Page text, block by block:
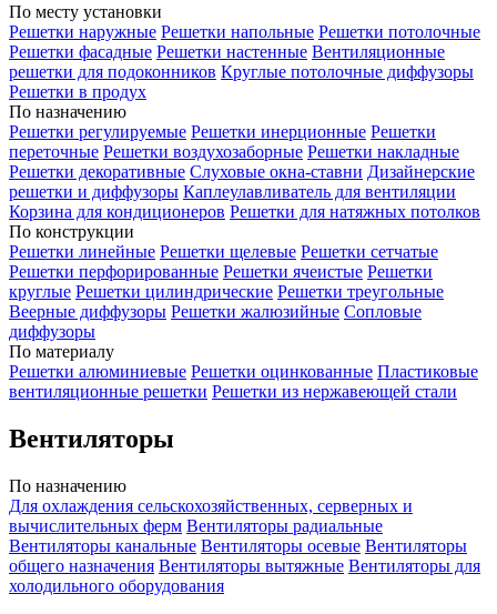
По месту установки
Решетки наружные Решетки напольные Решетки потолочные
Решетки фасадные Решетки настенные Вентиляционные
решетки для подоконников Круглые потолочные диффузоры
Решетки в продух
По назначению
Решетки регулируемые Решетки инерционные Решетки
переточные Решетки воздухозаборные Решетки накладные
Решетки декоративные Слуховые окна-ставни Дизайнерские
решетки и диффузоры Каплеулавливатель для вентиляции
Корзина для кондиционеров Решетки для натяжных потолков
По конструкции
Решетки линейные Решетки щелевые Решетки сетчатые
Решетки перфорированные Решетки ячеистые Решетки
круглые Решетки цилиндрические Решетки треугольные
Веерные диффузоры Решетки жалюзийные Сопловые
диффузоры
По материалу
Решетки алюминиевые Решетки оцинкованные Пластиковые
вентиляционные решетки Решетки из нержавеющей стали
Вентиляторы
По назначению
Для охлаждения сельскохозяйственных, серверных и
вычислительных ферм Вентиляторы радиальные
Вентиляторы канальные Вентиляторы осевые Вентиляторы
общего назначения Вентиляторы вытяжные Вентиляторы для
холодильного оборудования